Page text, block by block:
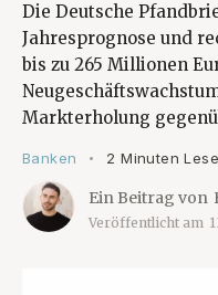
Die Deutsche
Jahresprognose und
bis zu 265 Millionen
Markterholung
Banken • 2 Minuten
Ein Beitrag von
Veröffentlicht am